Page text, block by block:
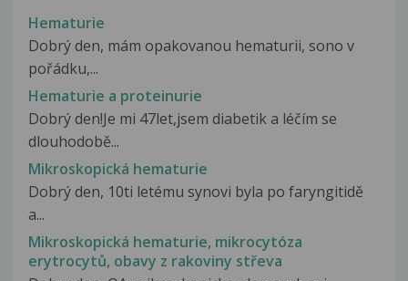
Hematurie
Dobrý den, mám opakovanou hematurii, sono v
pořádku,...
Hematurie a proteinurie
Dobrý den!Je mi 47let,jsem diabetik a léčím se
dlouhodobě...
Mikroskopická hematurie
Dobrý den, 10ti letému synovi byla po faryngitidě
a...
Mikroskopická hematurie, mikrocytóza
erytrocytů, obavy z rakoviny střeva